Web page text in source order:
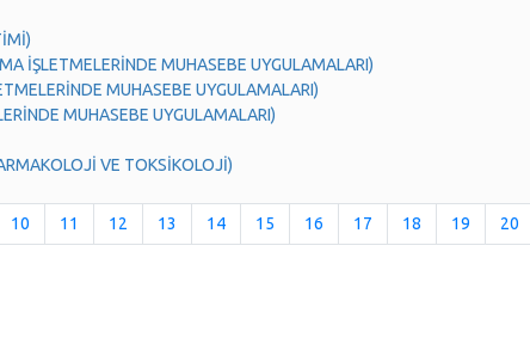
İŞLETMELERİNDE MUHASEBE UYGULAMALARI)
MUHASEBE UYGULAMALARI)
MUHASEBE UYGULAMALARI)
VE TOKSİKOLOJİ)
10 11 12 13 14 15 16 17 18 19 20